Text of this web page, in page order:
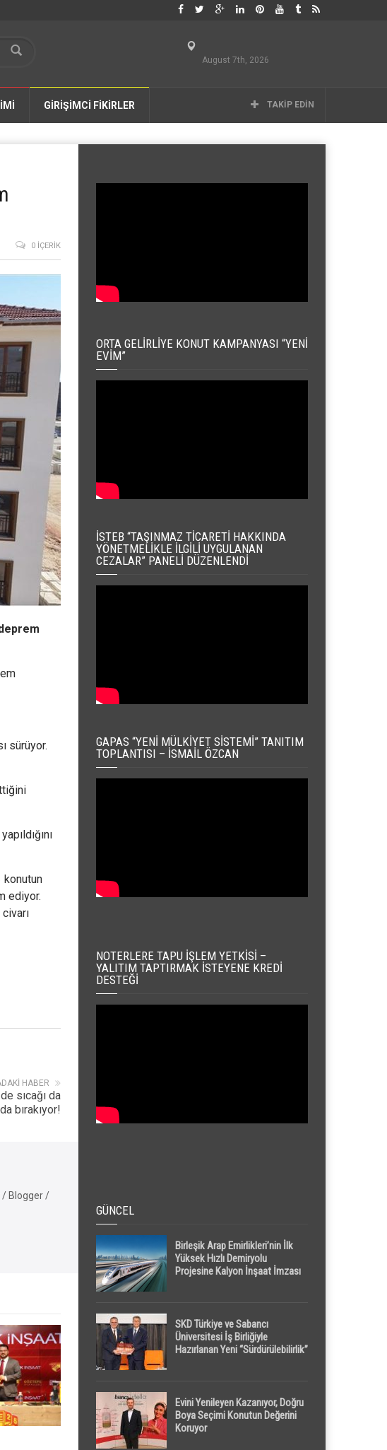
August 7th, 2026
GİRİŞİMCİ FİKİRLER TAKIP EDIN
0 İÇERIK
sürüyor.
konutun
ediyor.
HABER
sıcağı da
bırakıyor!
/ Blogger /
ORTA GELIRLIYE KONUT KAMPANYASI “YENI
EVIM”
İSTEB “TAŞINMAZ TICARETI HAKKINDA
YÖNETMELIKLE İLGILI UYGULANAN
CEZALAR” PANELI DÜZENLENDI
GAPAS “YENI MÜLKIYET SISTEMI” TANITIM
TOPLANTISI – İSMAIL ÖZCAN
NOTERLERE TAPU İŞLEM YETKISI –
YALITIM TAPTIRMAK İSTEYENE KREDI
DESTEĞI
GÜNCEL
Birleşik Arap Emirlikleri’nin İlk
Yüksek Hızlı Demiryolu
Projesine Kalyon İnşaat İmzası
SKD Türkiye ve Sabancı
Üniversitesi İş Birliğiyle
Hazırlanan Yeni “Sürdürülebilirlik”
Evini Yenileyen Kazanıyor, Doğru
Boya Seçimi Konutun Değerini
Koruyor